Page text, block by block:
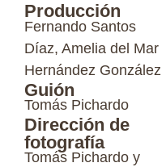
Producción
Fernando Santos
Díaz, Amelia del Mar
Hernández González
Guión
Tomás Pichardo
Dirección de
fotografía
Tomás Pichardo y